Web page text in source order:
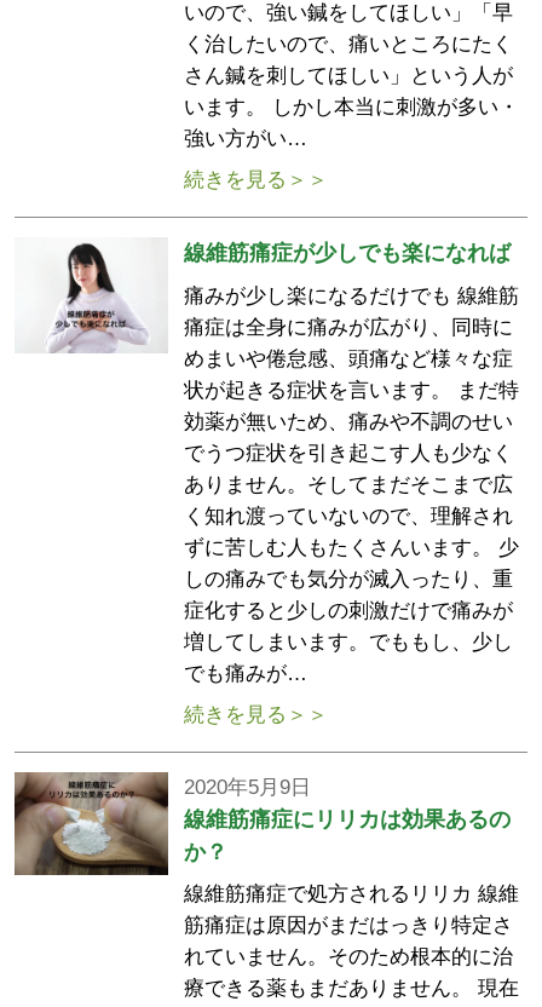
いので、強い鍼をしてほしい」「早
く治したいので、痛いところにたく
さん鍼を刺してほしい」という人が
います。 しかし本当に刺激が多い・
強い方がい…
続きを見る＞＞
線維筋痛症が少しでも楽になれば
痛みが少し楽になるだけでも 線維筋
痛症は全身に痛みが広がり、同時に
めまいや倦怠感、頭痛など様々な症
状が起きる症状を言います。 まだ特
効薬が無いため、痛みや不調のせい
でうつ症状を引き起こす人も少なく
ありません。そしてまだそこまで広
く知れ渡っていないので、理解され
ずに苦しむ人もたくさんいます。 少
しの痛みでも気分が滅入ったり、重
症化すると少しの刺激だけで痛みが
増してしまいます。でももし、少し
でも痛みが…
続きを見る＞＞
2020年5月9日
線維筋痛症にリリカは効果あるの
か？
線維筋痛症で処方されるリリカ 線維
筋痛症は原因がまだはっきり特定さ
れていません。そのため根本的に治
療できる薬もまだありません。 現在